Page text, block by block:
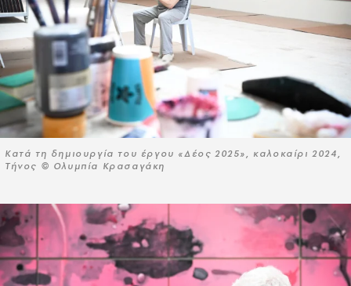
Κατά τη δημιουργία του έργου «Δέος 2025», καλοκαίρι 2024,
Τήνος © Ολυμπία Κρασαγάκη